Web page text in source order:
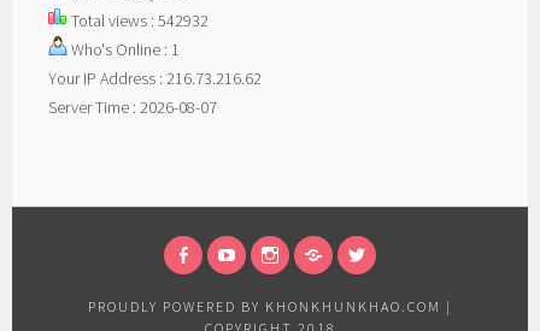
Total views : 542932
Who's Online : 1
Your IP Address : 216.73.216.62
Server Time : 2026-08-07
PROUDLY POWERED BY KHONKHUNKHAO.COM |